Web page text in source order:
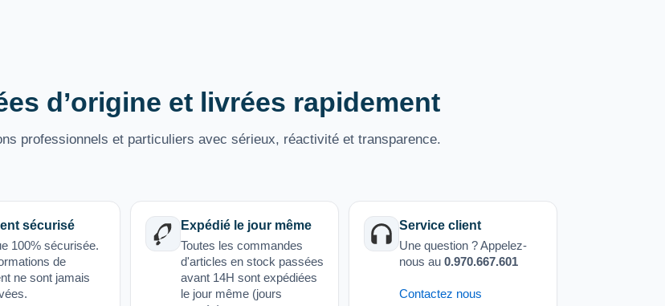
d’origine et livrées rapidement
professionnels et particuliers avec sérieux, réactivité et transparence.
sécurisé
100% sécurisée.
de
ne sont jamais
Expédié le jour même
Toutes les commandes
d'articles en stock passées
avant 14H sont expédiées
le jour même (jours
Service client
Une question ? Appelez-
nous au 0.970.667.601
Contactez nous